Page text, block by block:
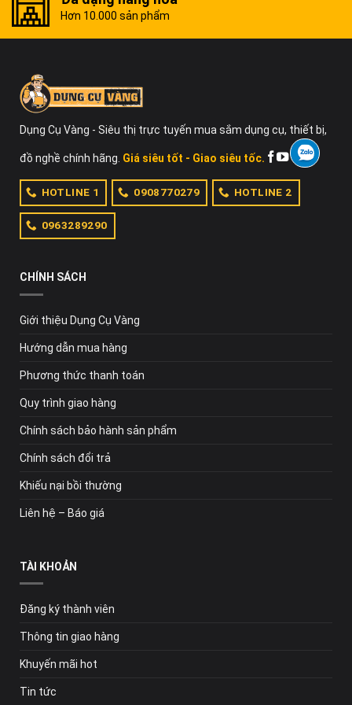
Mã số thuế:0316419566
Website:
Hơn 10.000 sản phẩm
Dụng Cụ Vàng - Siêu thị trực tuyến mua sắm dụng cụ, thiết bị,
đồ nghề chính hãng. Giá siêu tốt - Giao siêu tốc.
HOTLINE 1 0908770279 HOTLINE 2
0963289290
CHÍNH SÁCH
Giới thiệu Dụng Cụ Vàng
Hướng dẫn mua hàng
Phương thức thanh toán
Quy trình giao hàng
Chính sách bảo hành sản phẩm
Chính sách đổi trả
Khiếu nại bồi thường
Liên hệ – Báo giá
TÀI KHOẢN
Đăng ký thành viên
Thông tin giao hàng
Khuyến mãi hot
Tin tức